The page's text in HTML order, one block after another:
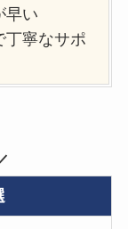
早い
丁寧なサポ